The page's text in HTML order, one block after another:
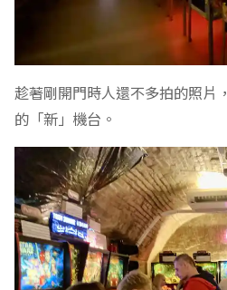
趁著剛開門時人還不多拍的照片
的「新」機台。